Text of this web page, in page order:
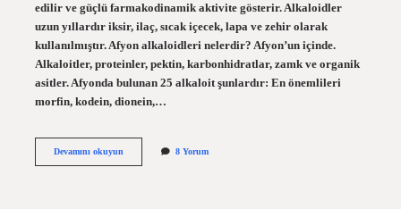
edilir ve güçlü farmakodinamik aktivite gösterir. Alkaloidler
uzun yıllardır iksir, ilaç, sıcak içecek, lapa ve zehir olarak
kullanılmıştır. Afyon alkaloidleri nelerdir? Afyon’un içinde.
Alkaloitler, proteinler, pektin, karbonhidratlar, zamk ve organik
asitler. Afyonda bulunan 25 alkaloit şunlardır: En önemlileri
morfin, kodein, dionein,…
Devamını okuyunAlkaloid
8 Yorum